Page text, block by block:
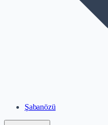
Şabanözü